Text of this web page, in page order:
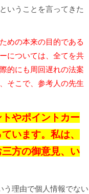
いうことを言ってきた
めの本来の目的である
については、全てを共
的にも周回遅れの法案
そこで、参考人の先生
やポイントカー
います。私は、
方の御意見、い
理由で個人情報でない